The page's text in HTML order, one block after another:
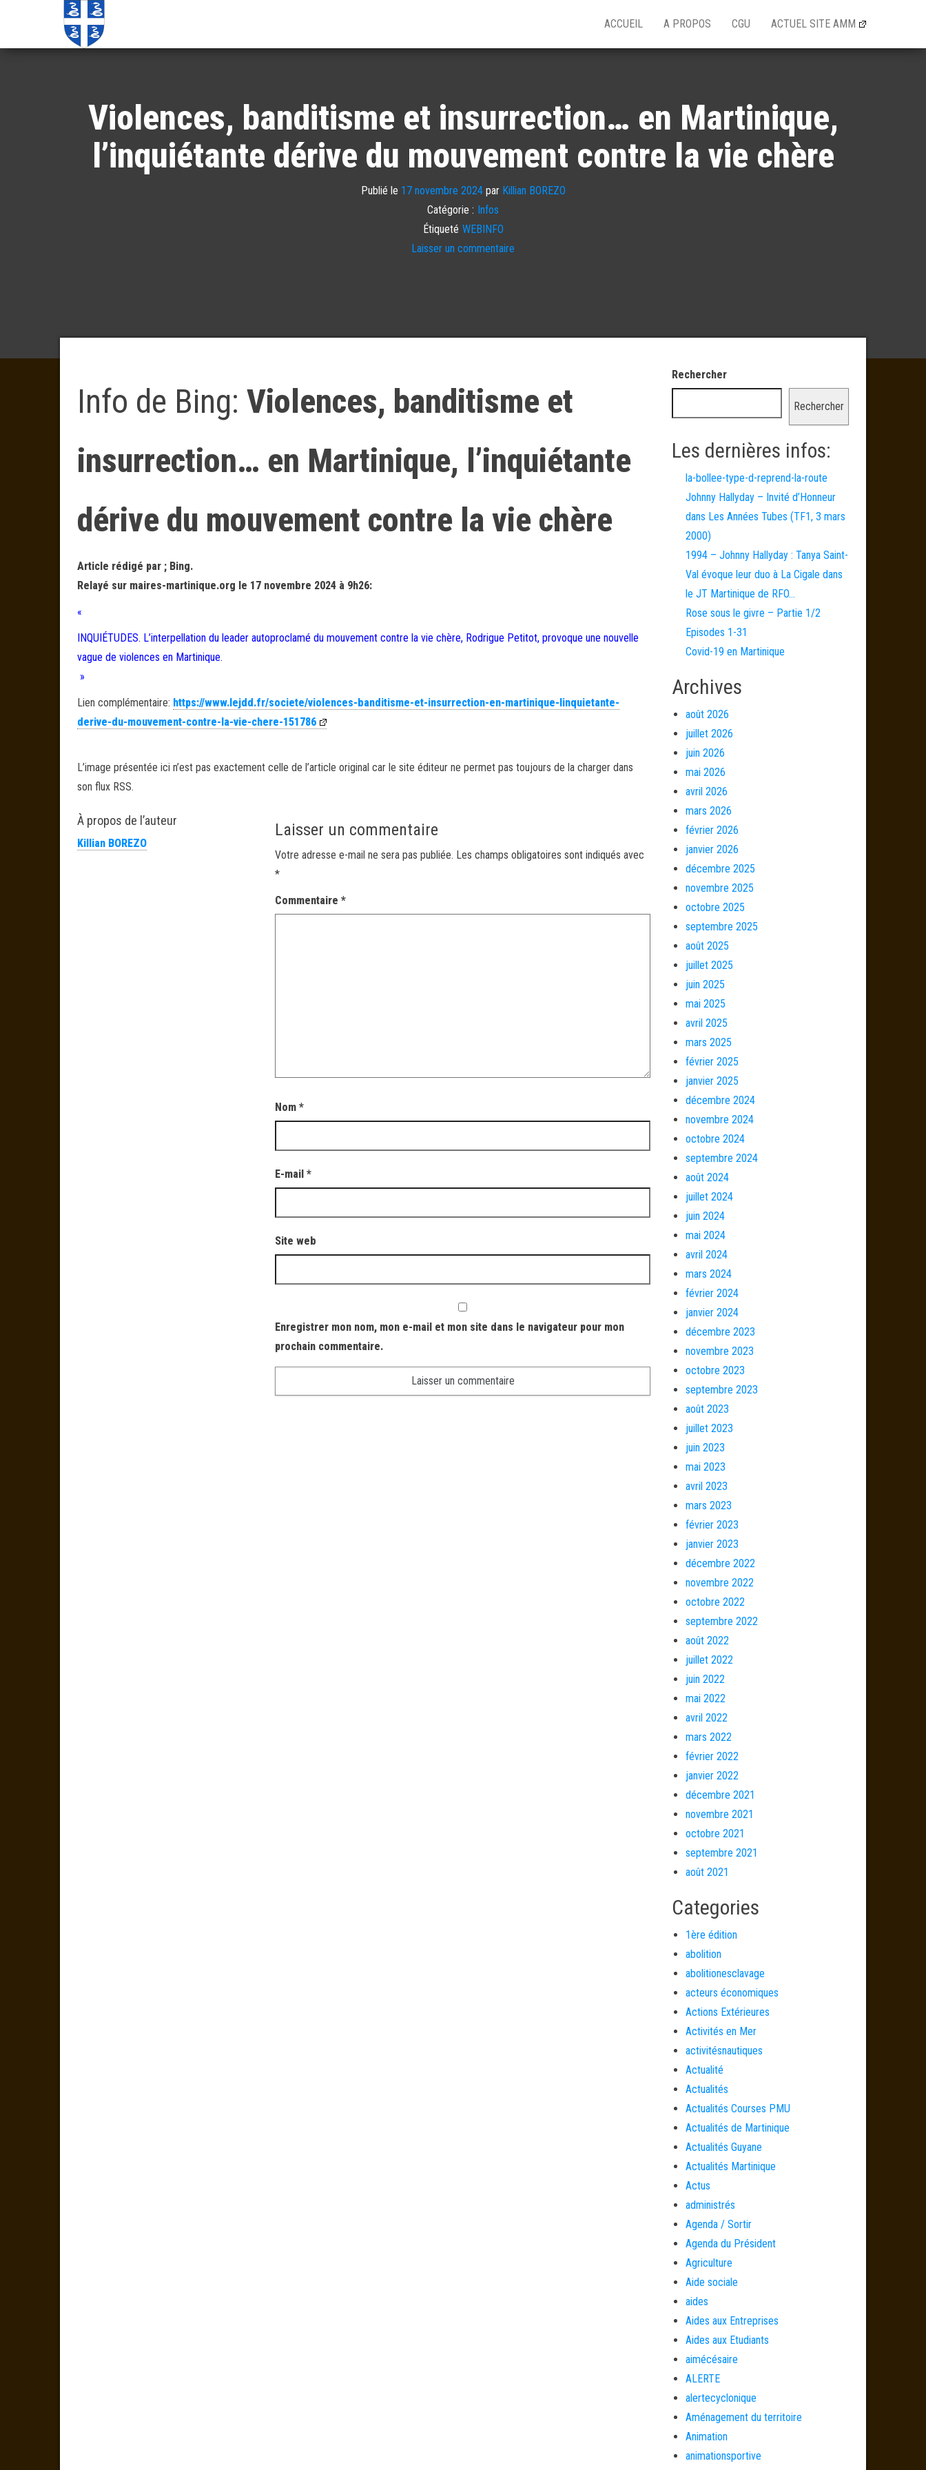
ACCUEIL A PROPOS CGU ACTUEL SITE AMM
Violences, banditisme et insurrection… en Martinique,
l’inquiétante dérive du mouvement contre la vie chère
Publié le 17 novembre 2024par Killian BOREZO
Catégorie : Infos
Étiqueté WEBINFO
Laisser un commentaire
Info de Bing: Violences, banditisme et
insurrection… en Martinique, l’inquiétante
dérive du mouvement contre la vie chère
Article rédigé par ; Bing.
Relayé sur maires-martinique.org le 17 novembre 2024 à 9h26:
«
INQUIÉTUDES. L’interpellation du leader autoproclamé du mouvement contre la vie chère, Rodrigue Petitot, provoque une nouvelle
vague de violences en Martinique.
»
Lien complémentaire: https://www.lejdd.fr/societe/violences-banditisme-et-insurrection-en-martinique-linquietante-
derive-du-mouvement-contre-la-vie-chere-151786
L’image présentée ici n’est pas exactement celle de l’article original car le site éditeur ne permet pas toujours de la charger dans
son flux RSS.
À propos de l’auteur
Killian BOREZO
Laisser un commentaire
Votre adresse e-mail ne sera pas publiée. Les champs obligatoires sont indiqués avec
*
Commentaire*
Nom*
E-mail*
Site web
Enregistrer mon nom, mon e-mail et mon site dans le navigateur pour mon
prochain commentaire.
Rechercher
Rechercher
Les dernières infos:
la-bollee-type-d-reprend-la-route
Johnny Hallyday – Invité d’Honneur
dans Les Années Tubes (TF1, 3 mars
2000)
1994 – Johnny Hallyday : Tanya Saint-
Val évoque leur duo à La Cigale dans
le JT Martinique de RFO…
Rose sous le givre – Partie 1/2
Episodes 1-31
Covid-19 en Martinique
Archives
août 2026
juillet 2026
juin 2026
mai 2026
avril 2026
mars 2026
février 2026
janvier 2026
décembre 2025
novembre 2025
octobre 2025
septembre 2025
août 2025
juillet 2025
juin 2025
mai 2025
avril 2025
mars 2025
février 2025
janvier 2025
décembre 2024
novembre 2024
octobre 2024
septembre 2024
août 2024
juillet 2024
juin 2024
mai 2024
avril 2024
mars 2024
février 2024
janvier 2024
décembre 2023
novembre 2023
octobre 2023
septembre 2023
août 2023
juillet 2023
juin 2023
mai 2023
avril 2023
mars 2023
février 2023
janvier 2023
décembre 2022
novembre 2022
octobre 2022
septembre 2022
août 2022
juillet 2022
juin 2022
mai 2022
avril 2022
mars 2022
février 2022
janvier 2022
décembre 2021
novembre 2021
octobre 2021
septembre 2021
août 2021
Categories
1ère édition
abolition
abolitionesclavage
acteurs économiques
Actions Extérieures
Activités en Mer
activitésnautiques
Actualité
Actualités
Actualités Courses PMU
Actualités de Martinique
Actualités Guyane
Actualités Martinique
Actus
administrés
Agenda / Sortir
Agenda du Président
Agriculture
Aide sociale
aides
Aides aux Entreprises
Aides aux Etudiants
aimécésaire
ALERTE
alertecyclonique
Aménagement du territoire
Animation
animationsportive